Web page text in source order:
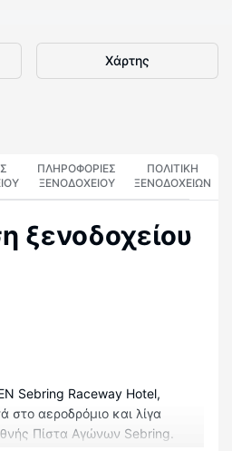
Χάρτης
ΠΛΗΡΟΦΟΡΊΕΣ
ΞΕΝΟΔΟΧΕΊΟΥ
ΠΟΛΙΤΙΚΗ
ΞΕΝΟΔΟΧΕΊΩΝ
ξενοδοχείου
Sebring Raceway Hotel,
στο αεροδρόμιο και λίγα
Πίστα Αγώνων Sebring.